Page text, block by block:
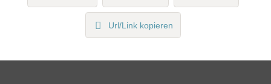
Url/Link kopieren